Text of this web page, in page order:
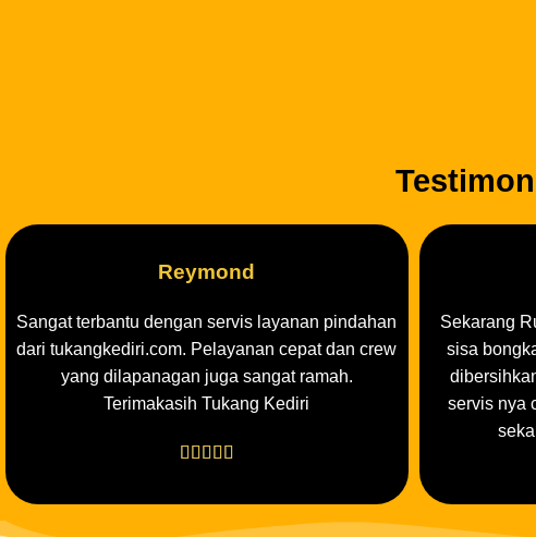
Reymond
Sangat terbantu dengan servis layanan pindahan
dari tukangkediri.com. Pelayanan cepat dan crew
yang dilapanagan juga sangat ramah.
Terimakasih Tukang Kediri
    
Sekarang
sisa
servis nya